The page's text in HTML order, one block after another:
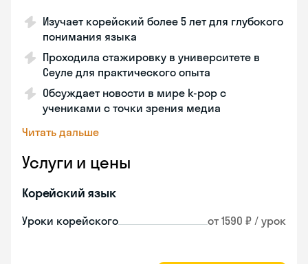
Изучает корейский более 5 лет для глубокого
понимания языка
Проходила стажировку в университете в
Сеуле для практического опыта
Обсуждает новости в мире k-pop с
учениками с точки зрения медиа
Читать дальше
Услуги и цены
Корейский язык
Уроки корейского от 1590 ₽ / урок